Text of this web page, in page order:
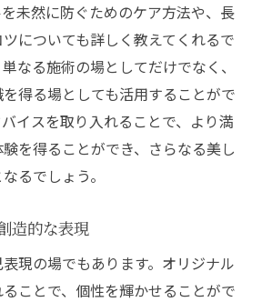
未然に防ぐためのケア方法や、長
についても詳しく教えてくれるで
なる施術の場としてだけでなく、
得る場としても活用することがで
イスを取り入れることで、より満
を得ることができ、さらなる美し
るでしょう。
造的な表現
現の場でもあります。オリジナル
ことで、個性を輝かせることがで